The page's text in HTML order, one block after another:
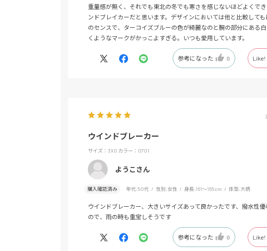
重量感が無く、それでも東北の冬でも寒さを感じないほどよくでき
ンドブレイカーだと思います。デザインにおいては他と比較して
のセンスで、ターコイズブルーの色が綺麗なのと腕の部分にある
くようなマークがかっこよすぎる。いつも愛用しています。
参考になった 0 Like!
ウインドブレーカー
サイズ：3XO カラー：0701
ようこさん
購入確認済み 年代:50代 性別:女性 身長:161～165cm 体型:大柄
ウインドブレーカー、大きいサイズあって良かったです、撥水性優
ので、雨の時も重宝しそうです
参考になった 0 Like!